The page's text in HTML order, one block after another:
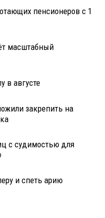
пенсионеров с 1
масштабный
в августе
закрепить на
с судимостью для
и спеть арию